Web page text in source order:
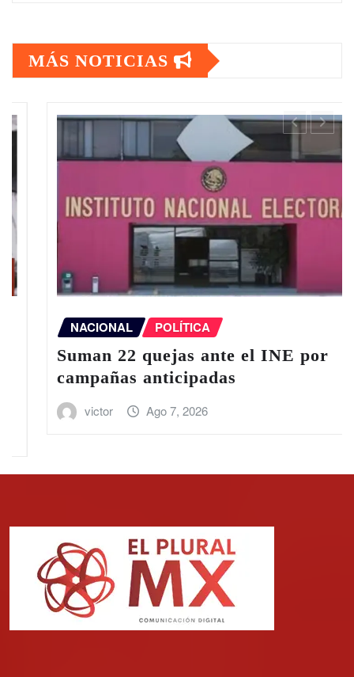
MÁS NOTICIAS
NACIONAL POLÍTICA
22 quejas ante el INE por
anticipadas
Ago 7, 2026